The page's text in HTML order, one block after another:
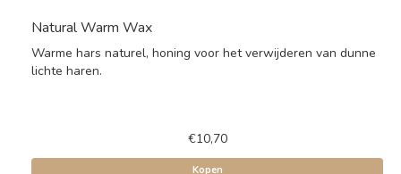
Natural Warm Wax
Warme hars naturel, honing voor het verwijderen van dunne
lichte haren.
€10,70
Kopen